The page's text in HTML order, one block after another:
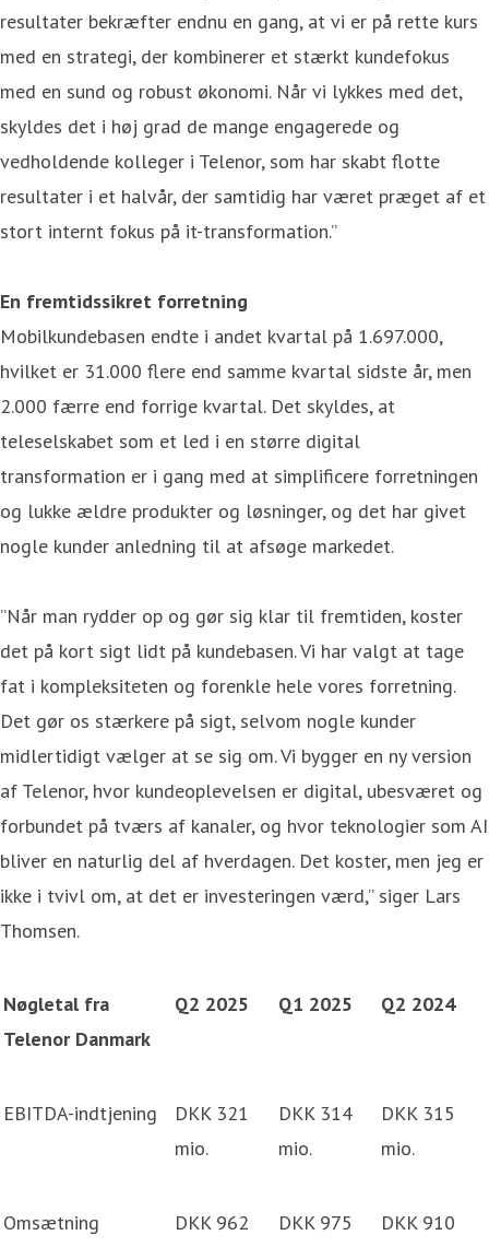
resultater bekræfter endnu en gang, at vi er på rette kurs
med en strategi, der kombinerer et stærkt kundefokus
med en sund og robust økonomi. Når vi lykkes med det,
skyldes det i høj grad de mange engagerede og
vedholdende kolleger i Telenor, som har skabt flotte
resultater i et halvår, der samtidig har været præget af et
stort internt fokus på it-transformation.”
En fremtidssikret forretning
Mobilkundebasen endte i andet kvartal på 1.697.000,
hvilket er 31.000 flere end samme kvartal sidste år, men
2.000 færre end forrige kvartal. Det skyldes, at
teleselskabet som et led i en større digital
transformation er i gang med at simplificere forretningen
og lukke ældre produkter og løsninger, og det har givet
nogle kunder anledning til at afsøge markedet.
”Når man rydder op og gør sig klar til fremtiden, koster
det på kort sigt lidt på kundebasen. Vi har valgt at tage
fat i kompleksiteten og forenkle hele vores forretning.
Det gør os stærkere på sigt, selvom nogle kunder
midlertidigt vælger at se sig om. Vi bygger en ny version
af Telenor, hvor kundeoplevelsen er digital, ubesværet og
forbundet på tværs af kanaler, og hvor teknologier som AI
bliver en naturlig del af hverdagen. Det koster, men jeg er
ikke i tvivl om, at det er investeringen værd,” siger Lars
Thomsen.
Nøgletal fra
Telenor Danmark
Q2 2025 Q1 2025 Q2 2024
EBITDA-indtjening
DKK 321
mio.
DKK 314
mio.
DKK 315
mio.
Omsætning
DKK 962
DKK 975
DKK 910